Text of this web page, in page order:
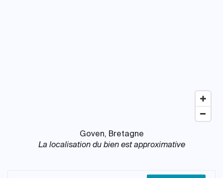
Goven, Bretagne
La localisation du bien est approximative